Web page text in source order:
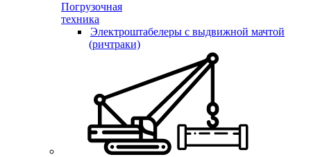
Погрузочная
техника
Электроштабелеры с выдвижной мачтой
(ричтраки)